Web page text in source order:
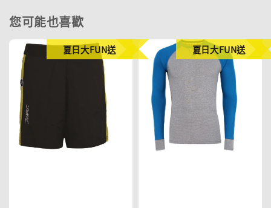
您可能也喜歡
夏日大FUN送 夏日大FUN送